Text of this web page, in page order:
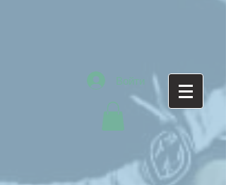
Войти